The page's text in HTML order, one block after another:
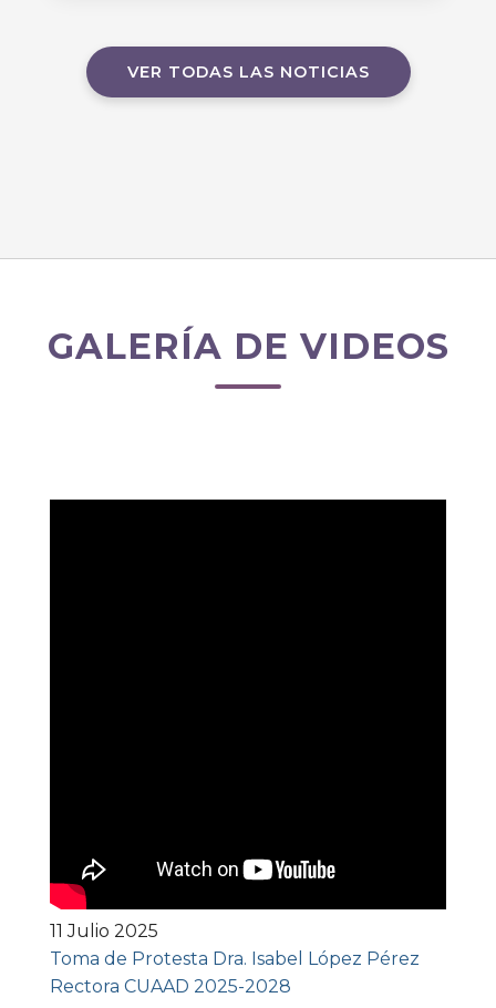
VER TODAS LAS NOTICIAS
GALERÍA DE VIDEOS
11 Julio 2025
Toma de Protesta Dra. Isabel López Pérez
Rectora CUAAD 2025-2028